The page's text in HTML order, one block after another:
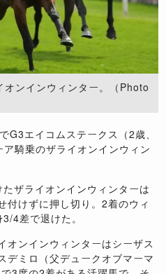
ンインウィンター。（Photo
エイコムステークス（2歳、
騎乗のザライオンインウィン
ザライオンインウィンターは
付けずに押し切り。2着のウィ
4差で退けた。
ンインウィンターはシーザス
デミロ（父デュークオブマーマ